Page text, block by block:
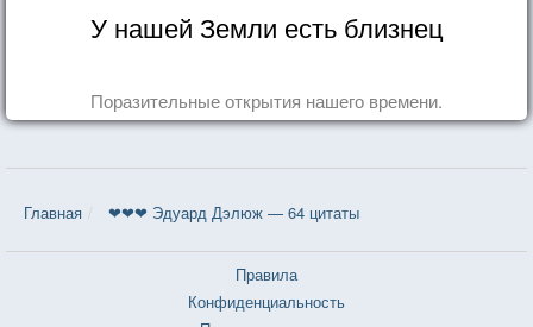
У нашей Земли есть близнец
Поразительные открытия нашего времени.
Главная ❤❤❤ Эдуард Дэлюж — 64 цитаты
Правила
Конфиденциальность